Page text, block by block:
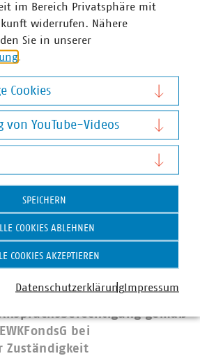
der Europawahl hat die neue
Präsidentin Ursula von der Leyen
ihr Amt angetreten. Im
Stärkung der Wettbewerbsfähigkeit
gemäß
bei
Zuständigkeit
im Bereich Privatsphäre mit
widerrufen. Nähere
Sie in unserer
Cookies
von YouTube-Videos
YouTube-Videos
SPEICHERN
COOKIES ABLEHNEN
COOKIES AKZEPTIEREN
DatenschutzerklärungImpressum